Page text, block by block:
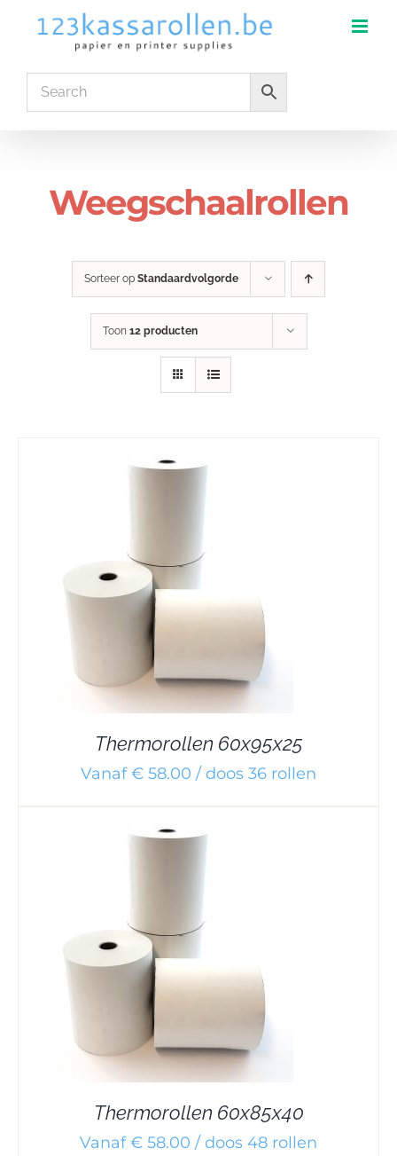
Weegschaalrollen
Sorteer op Standaardvolgorde
Toon 12 producten
Thermorollen 60x95x25
Vanaf € 58.00 / doos 36 rollen
Thermorollen 60x85x40
Vanaf € 58.00 / doos 48 rollen